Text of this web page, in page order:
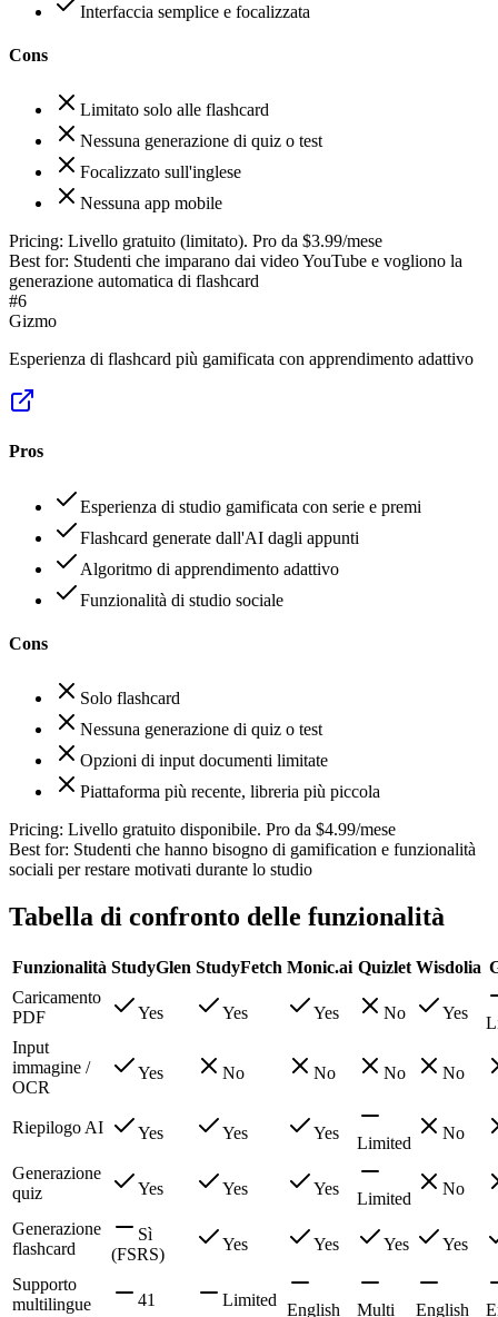
Interfaccia semplice e focalizzata
Cons
Limitato solo alle flashcard
Nessuna generazione di quiz o test
Focalizzato sull'inglese
Nessuna app mobile
Pricing: Livello gratuito (limitato). Pro da $3.99/mese
Best for: Studenti che imparano dai video YouTube e vogliono la
generazione automatica di flashcard
#6
Gizmo
Esperienza di flashcard più gamificata con apprendimento adattivo
Pros
Esperienza di studio gamificata con serie e premi
Flashcard generate dall'AI dagli appunti
Algoritmo di apprendimento adattivo
Funzionalità di studio sociale
Cons
Solo flashcard
Nessuna generazione di quiz o test
Opzioni di input documenti limitate
Piattaforma più recente, libreria più piccola
Pricing: Livello gratuito disponibile. Pro da $4.99/mese
Best for: Studenti che hanno bisogno di gamification e funzionalità
sociali per restare motivati durante lo studio
Tabella di confronto delle funzionalità
Funzionalità StudyGlen StudyFetch Monic.ai Quizlet Wisdolia
Caricamento
PDF
Yes Yes Yes No Yes
Input
immagine /
OCR
Yes No No No No
Riepilogo AI Yes Yes Yes
Limited
No
Generazione
quiz
Yes Yes Yes
Limited
No
Generazione
flashcard
Sì
(FSRS)
Yes Yes Yes Yes
Supporto
multilingue
41 Limited
English Multi English